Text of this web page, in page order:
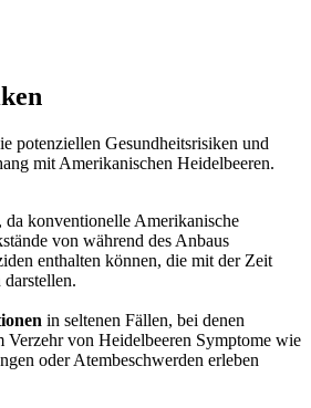
potenziellen Gesundheitsrisiken und
mit Amerikanischen Heidelbeeren.
, da konventionelle Amerikanische
von während des Anbaus
enthalten können, die mit der Zeit
in seltenen Fällen, bei denen
Verzehr von Heidelbeeren Symptome wie
oder Atembeschwerden erleben